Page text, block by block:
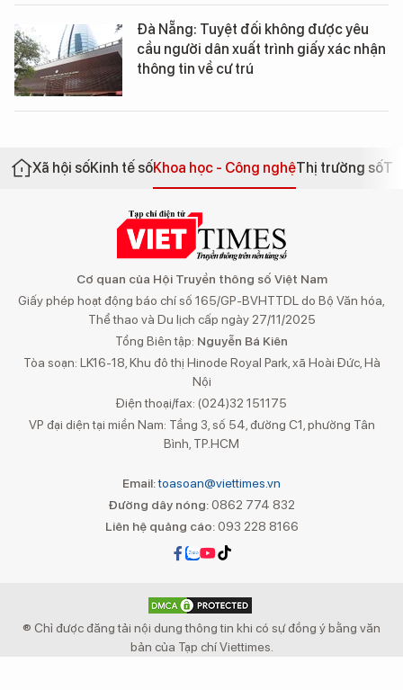
Đà Nẵng: Tuyệt đối không được yêu
cầu người dân xuất trình giấy xác nhận
thông tin về cư trú
Xã hội sốKinh tế sốKhoa học - Công nghệThị trường số
Cơ quan của Hội Truyền thông số Việt Nam
Giấy phép hoạt động báo chí số 165/GP-BVHTTDL do Bộ Văn hóa,
Thể thao và Du lịch cấp ngày 27/11/2025
Tổng Biên tập: Nguyễn Bá Kiên
Tòa soạn: LK16-18, Khu đô thị Hinode Royal Park, xã Hoài Đức, Hà
Nội
Điện thoại/fax: (024)32 151175
VP đại diện tại miền Nam: Tầng 3, số 54, đường C1, phường Tân
Bình, TP.HCM
Email:toasoan@viettimes.vn
Đường dây nóng: 0862 774 832
Liên hệ quảng cáo:093 228 8166
® Chỉ được đăng tải nội dung thông tin khi có sự đồng ý bằng văn
bản của Tạp chí Viettimes.